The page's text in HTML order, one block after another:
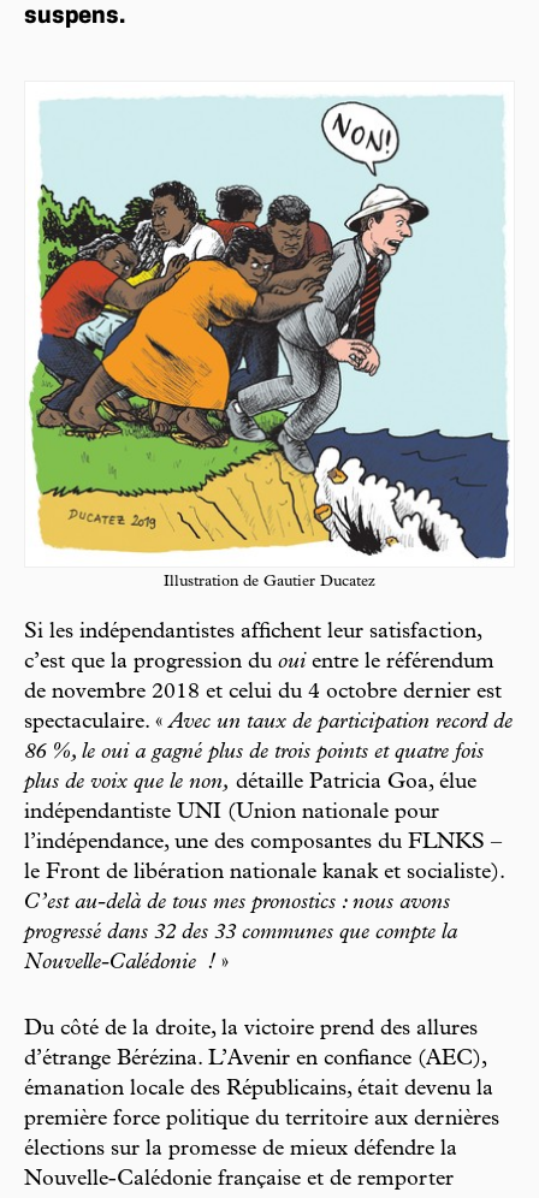
suspens.
Illustration de Gautier Ducatez
Si les indépendantistes affichent leur satisfac tion,
c’est que la progression du oui entre le référendum
de novembre 2018 et celui du 4 octobre dernier est
spectaculaire. «Avec un taux de participation record de
86 %, le oui a gagné plus de trois points et quatre fois
plus de voix que le non, détaille Patricia Goa, élue
indépendantiste UNI (Union nationale pour
l’indépendance, une des composantes du FLNKS –
le Front de libération nationale kanak et socialiste).
C’est au-delà de tous mes pronostics : nous avons
progressé dans 32 des 33 communes que compte la
Nouvelle-Calédonie ! »
Du côté de la droite, la victoire prend des allures
d’étrange Bérézina. L’Avenir en confiance (AEC),
émanation locale des Républicains, était devenu la
première force politique du territoire aux dernières
élections sur la promesse de mieux défendre la
Nouvelle-Calédonie française et de remporter